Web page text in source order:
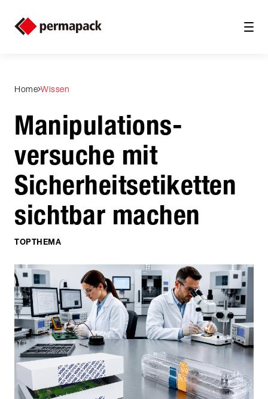
Home Wissen
Manipulations­
versuche mit
Sicherheitseti­ketten
sichtbar machen
TOPTHEMA